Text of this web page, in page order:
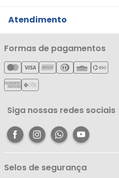
Notícias
Cartão Líderzan
Trocas e Devoluções
Política de Privacidade
Política de Entrega
Política de Reembolso
Atendimento
Minha Conta
Meus Pedidos
Meus Favoritos
Central de Atendimento
Formas de pagamentos
Siga nossas redes sociais
Selos de segurança